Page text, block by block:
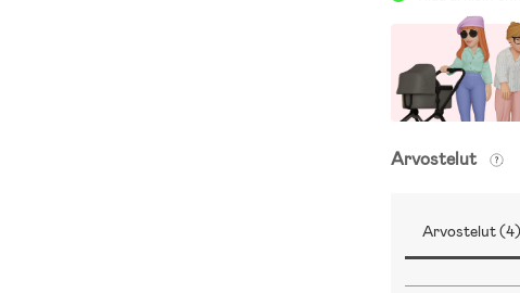
Arvostelut
Arvostelut (4)